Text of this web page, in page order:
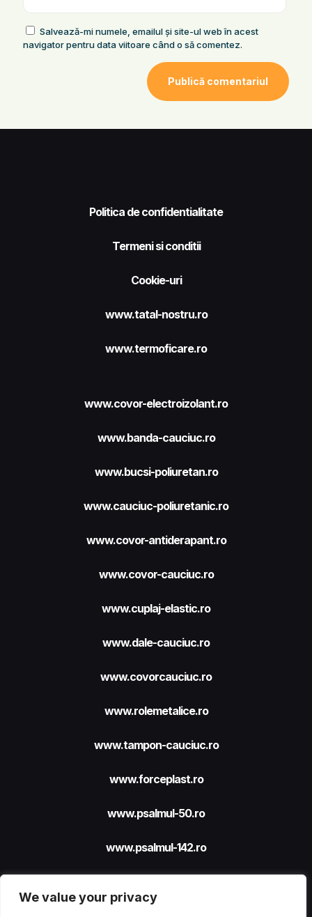
We value your privacy
Salvează-mi numele, emailul și site-ul web în acest
navigator pentru data viitoare când o să comentez.
Politica de confidentialitate
Termeni si conditii
Cookie-uri
www.tatal-nostru.ro
www.termoficare.ro
www.covor-electroizolant.ro
www.banda-cauciuc.ro
www.bucsi-poliuretan.ro
www.cauciuc-poliuretanic.ro
www.covor-antiderapant.ro
www.covor-cauciuc.ro
www.cuplaj-elastic.ro
www.dale-cauciuc.ro
www.covorcauciuc.ro
www.rolemetalice.ro
www.tampon-cauciuc.ro
www.forceplast.ro
www.psalmul-50.ro
www.psalmul-142.ro
Site realizat cu sprijinul